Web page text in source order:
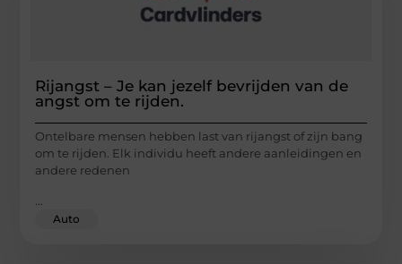
Rijangst – Je kan jezelf bevrijden van de
angst om te rijden.
Ontelbare mensen hebben last van rijangst of zijn bang
om te rijden. Elk individu heeft andere aanleidingen en
andere redenen
Auto